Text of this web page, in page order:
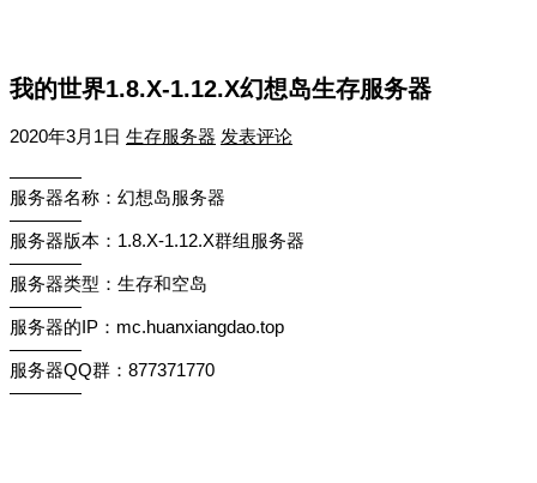
我的世界1.8.X-1.12.X幻想岛生存服务器
2020年3月1日 生存服务器 发表评论
————
服务器名称：幻想岛服务器
————
服务器版本：1.8.X-1.12.X群组服务器
————
服务器类型：生存和空岛
————
服务器的IP：mc.huanxiangdao.top
————
服务器QQ群：877371770
————